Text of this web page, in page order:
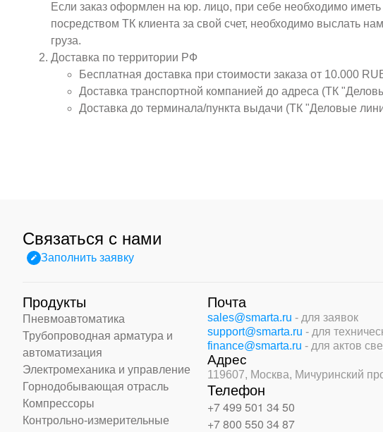
Если заказ оформлен на юр. лицо, при себе необходимо
посредством ТК клиента за свой счет, необходимо выслать
груза.
Доставка по территории РФ
Бесплатная доставка при стоимости заказа от 10.000
Доставка транспортной компанией до адреса (ТК
Доставка до терминала/пункта выдачи (ТК "Деловые
Связаться с нами
Заполнить заявку
Продукты
Пневмоавтоматика
Трубопроводная арматура и
автоматизация
Электромеханика и управление
Горнодобывающая отрасль
Компрессоры
Контрольно-измерительные
Почта
sales@smarta.ru - для заявок
support@smarta.ru - для
finance@smarta.ru - для актов
Адрес
119607, Москва, Мичуринский
Телефон
+7 499 501 34 50
+7 800 550 34 87